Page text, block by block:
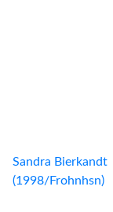
Sandra Bierkandt
(1998/Frohnhsn)